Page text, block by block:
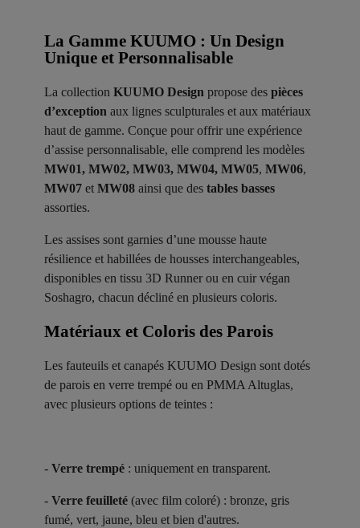
La Gamme KUUMO : Un Design
Unique et Personnalisable
La collection KUUMO Design propose des pièces
d’exception aux lignes sculpturales et aux matériaux
haut de gamme. Conçue pour offrir une expérience
d’assise personnalisable, elle comprend les modèles
MW01, MW02, MW03, MW04, MW05, MW06,
MW07 et MW08 ainsi que des tables basses
assorties.
Les assises sont garnies d’une mousse haute
résilience et habillées de housses interchangeables,
disponibles en tissu 3D Runner ou en cuir végan
Soshagro, chacun décliné en plusieurs coloris.
Matériaux et Coloris des Parois ​
Les fauteuils et canapés KUUMO Design sont dotés
de parois en verre trempé ou en PMMA Altuglas,
avec plusieurs options de teintes :
- Verre trempé : uniquement en transparent.
- Verre feuilleté (avec film coloré) : bronze, gris
fumé, vert, jaune, bleu et bien d'autres.